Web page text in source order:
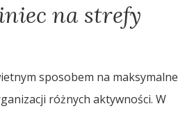
na strefy
sposobem na maksymalne
różnych aktywności. W